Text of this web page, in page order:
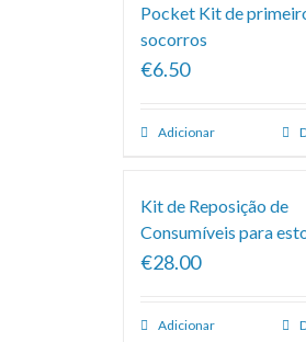
Pocket Kit de
socorros
€6.50
Adicionar
Kit de Reposição de
Consumíveis para
€28.00
Adicionar